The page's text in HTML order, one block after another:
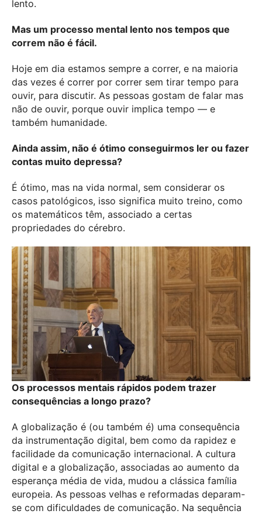
lento.
Mas um processo mental lento nos tempos que
correm não é fácil.
Hoje em dia estamos sempre a correr, e na maioria
das vezes é correr por correr sem tirar tempo para
ouvir, para discutir. As pessoas gostam de falar mas
não de ouvir, porque ouvir implica tempo — e
também humanidade.
Ainda assim, não é ótimo conseguirmos ler ou fazer
contas muito depressa?
É ótimo, mas na vida normal, sem considerar os
casos patológicos, isso significa muito treino, como
os matemáticos têm, associado a certas
propriedades do cérebro.
Os processos mentais rápidos podem trazer
consequências a longo prazo?
A globalização é (ou também é) uma consequência
da instrumentação digital, bem como da rapidez e
facilidade da comunicação internacional. A cultura
digital e a globalização, associadas ao aumento da
esperança média de vida, mudou a clássica família
europeia. As pessoas velhas e reformadas deparam-
se com dificuldades de comunicação. Na sequência